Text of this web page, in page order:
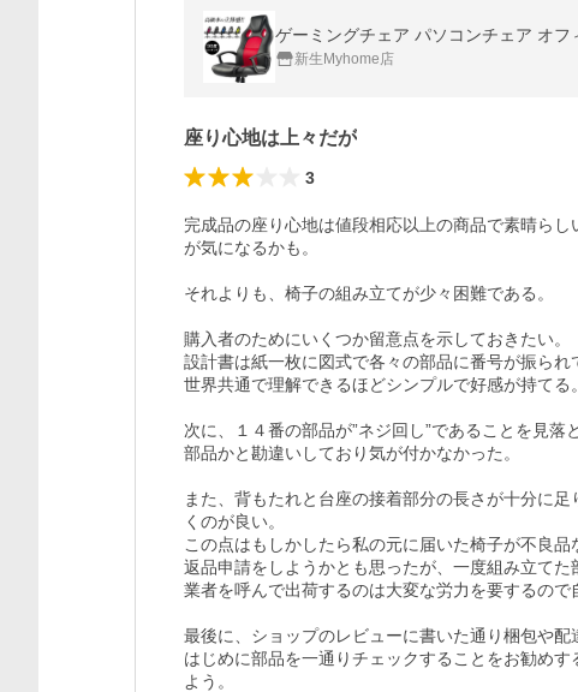
ゲーミングチェア パソコンチェア オ
新生Myhome店
座り心地は上々だが
3
完成品の座り心地は値段相応以上の商品で素晴ら
が気になるかも。
それよりも、椅子の組み立てが少々困難である。
購入者のためにいくつか留意点を示しておきたい。
設計書は紙一枚に図式で各々の部品に番号が振られ
世界共通で理解できるほどシンプルで好感が持てる。
次に、１４番の部品が”ネジ回し”であることを見
部品かと勘違いしており気が付かなかった。
また、背もたれと台座の接着部分の長さが十分に
くのが良い。
この点はもしかしたら私の元に届いた椅子が不良品
返品申請をしようかとも思ったが、一度組み立て
業者を呼んで出荷するのは大変な労力を要するので
最後に、ショップのレビューに書いた通り梱包や配
はじめに部品を一通りチェックすることをお勧め
よう。